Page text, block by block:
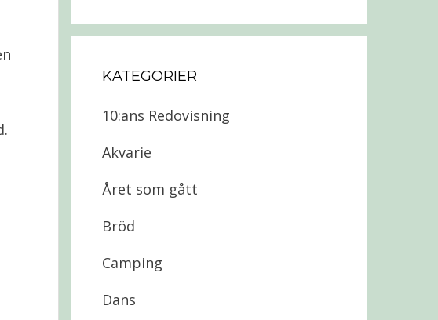
KATEGORIER
10:ans Redovisning
Akvarie
Året som gått
Bröd
Camping
Dans